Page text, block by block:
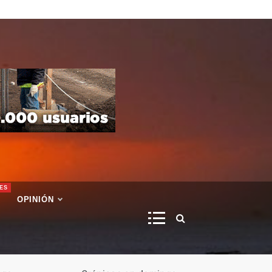
OPINIÓN